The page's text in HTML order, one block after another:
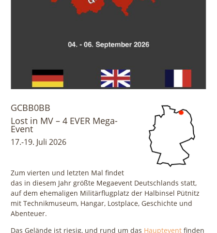
GCBB0BB
Lost in MV – 4 EVER Mega-
Event
17.-19. Juli 2026
Zum vierten und letzten Mal findet
das in diesem Jahr größte Megaevent Deutschlands statt,
auf dem ehemaligen Militärflugplatz der Halbinsel Pütnitz
mit Technikmuseum, Hangar, Lostplace, Geschichte und
Abenteuer.
Das Gelände ist riesig, und rund um das Hauptevent finden